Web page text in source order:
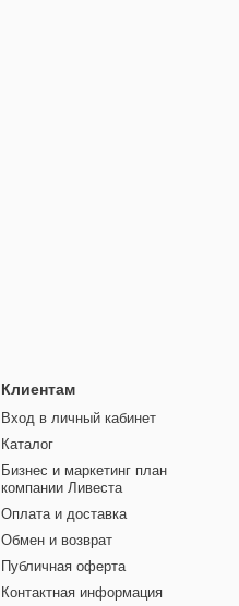
Клиентам
Вход в личный кабинет
Каталог
Бизнес и маркетинг план
компании Ливеста
Оплата и доставка
Обмен и возврат
Публичная оферта
Контактная информация